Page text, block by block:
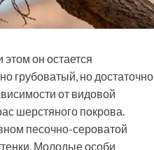
он остается
грубоватый, но достаточно
от видовой
шерстяного покрова.
песочно-сероватой
Молодые особи